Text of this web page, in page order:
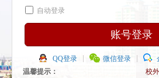
自动登录
账号登录
QQ登录 微信登录
温馨提示：
校